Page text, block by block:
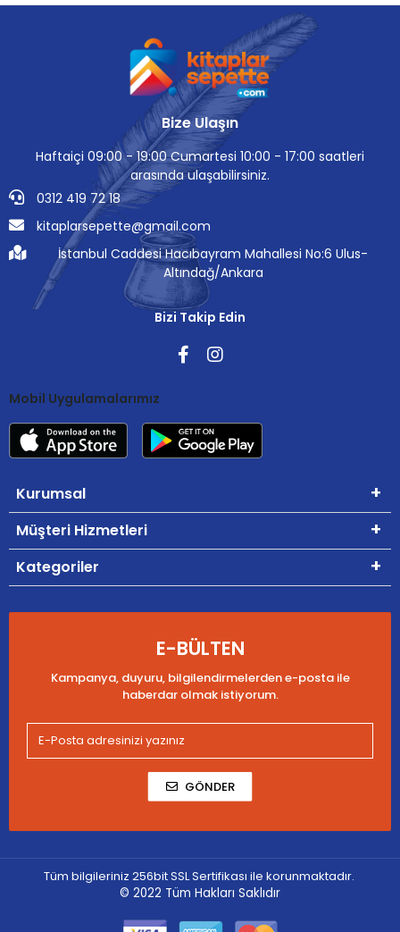
Bize Ulaşın
Haftaiçi 09:00 - 19:00 Cumartesi 10:00 - 17:00 saatleri
arasında ulaşabilirsiniz.
0312 419 72 18
kitaplarsepette@gmail.com
İstanbul Caddesi Hacıbayram Mahallesi No:6 Ulus-
Altındağ/Ankara
Bizi Takip Edin
Mobil Uygulamalarımız
Kurumsal
Müşteri Hizmetleri
Kategoriler
E-BÜLTEN
Kampanya, duyuru, bilgilendirmelerden e-posta ile
haberdar olmak istiyorum.
GÖNDER
Tüm bilgileriniz 256bit SSL Sertifikası ile korunmaktadır.
© 2022 Tüm Hakları Saklıdır